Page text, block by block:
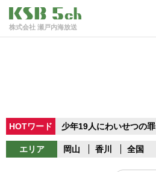
株式会社 瀬戸内海放送
HOTワード 少年19人にわいせつの罪
エリア 岡山 香川 全国